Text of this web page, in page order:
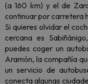
(a 160 km) y el de
continuar por carretera
Si quieres olvidar el
cercana es
puedes coger un
Aramón, la compañía
un servicio de
conecta algunas